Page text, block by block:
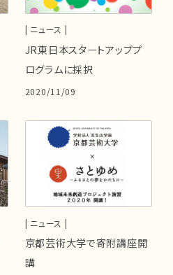
| ニュース |
JR東日本スタートアッププ
ログラムに採択
2020/11/09
| ニュース |
京都芸術大学で寄附講座開
講